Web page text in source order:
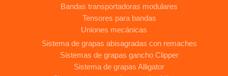
Bandas transportadoras modulares
Tensores para bandas
Uniones mecánicas
Sistema de grapas abisagradas con remaches
Sistemas de grapas gancho Clipper
Sistema de grapas Alligator